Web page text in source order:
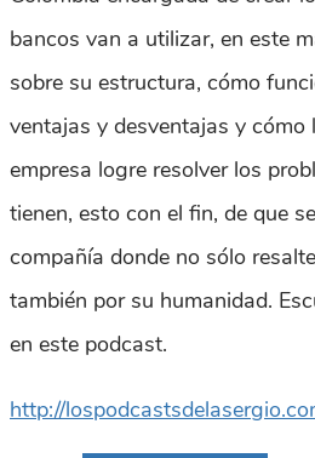
bancos van a utilizar, en este
sobre su estructura, cómo
ventajas y desventajas y cómo
empresa logre resolver los
tienen, esto con el fin, de que
compañía donde no sólo
también por su humanidad.
en este podcast.
http://